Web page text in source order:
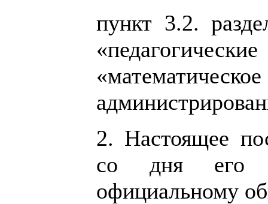
пункт 3.2.
2. Настоящее
со дня его
официальному